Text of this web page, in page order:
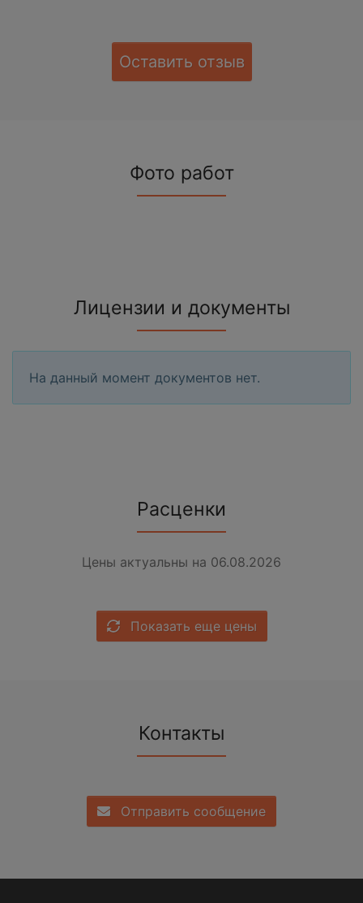
Оставить отзыв
Фото работ
Лицензии и документы
На данный момент документов нет.
Расценки
Цены актуальны на 06.08.2026
Показать еще цены
Контакты
Отправить сообщение